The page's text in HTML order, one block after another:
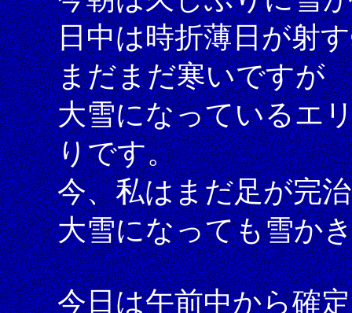
日中は時折薄日が射
まだまだ寒いですが
大雪になっているエ
りです。
今、私はまだ足が完
大雪になっても雪か
今日は午前中から確